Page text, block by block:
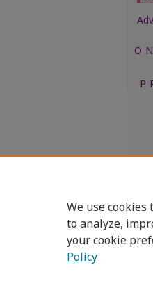
We use
to analyze,
your cookie
Policy